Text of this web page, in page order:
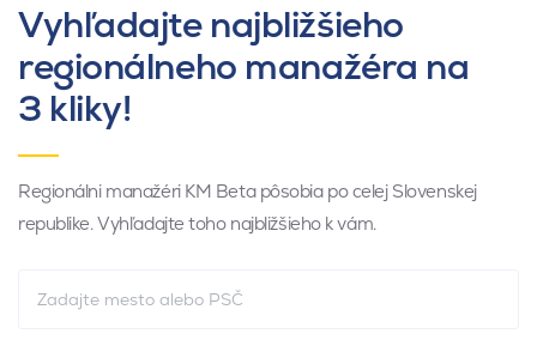
Vyhľadajte najbližšieho
regionálneho manažéra na
3 kliky!
Regionálni manažéri KM Beta pôsobia po celej Slovenskej
republike. Vyhľadajte toho najbližšieho k vám.